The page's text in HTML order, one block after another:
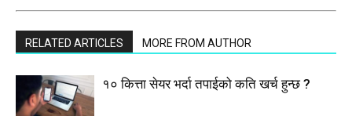
RELATED ARTICLES MORE FROM AUTHOR
१० कित्ता सेयर भर्दा तपाईको कति खर्च हुन्छ ?